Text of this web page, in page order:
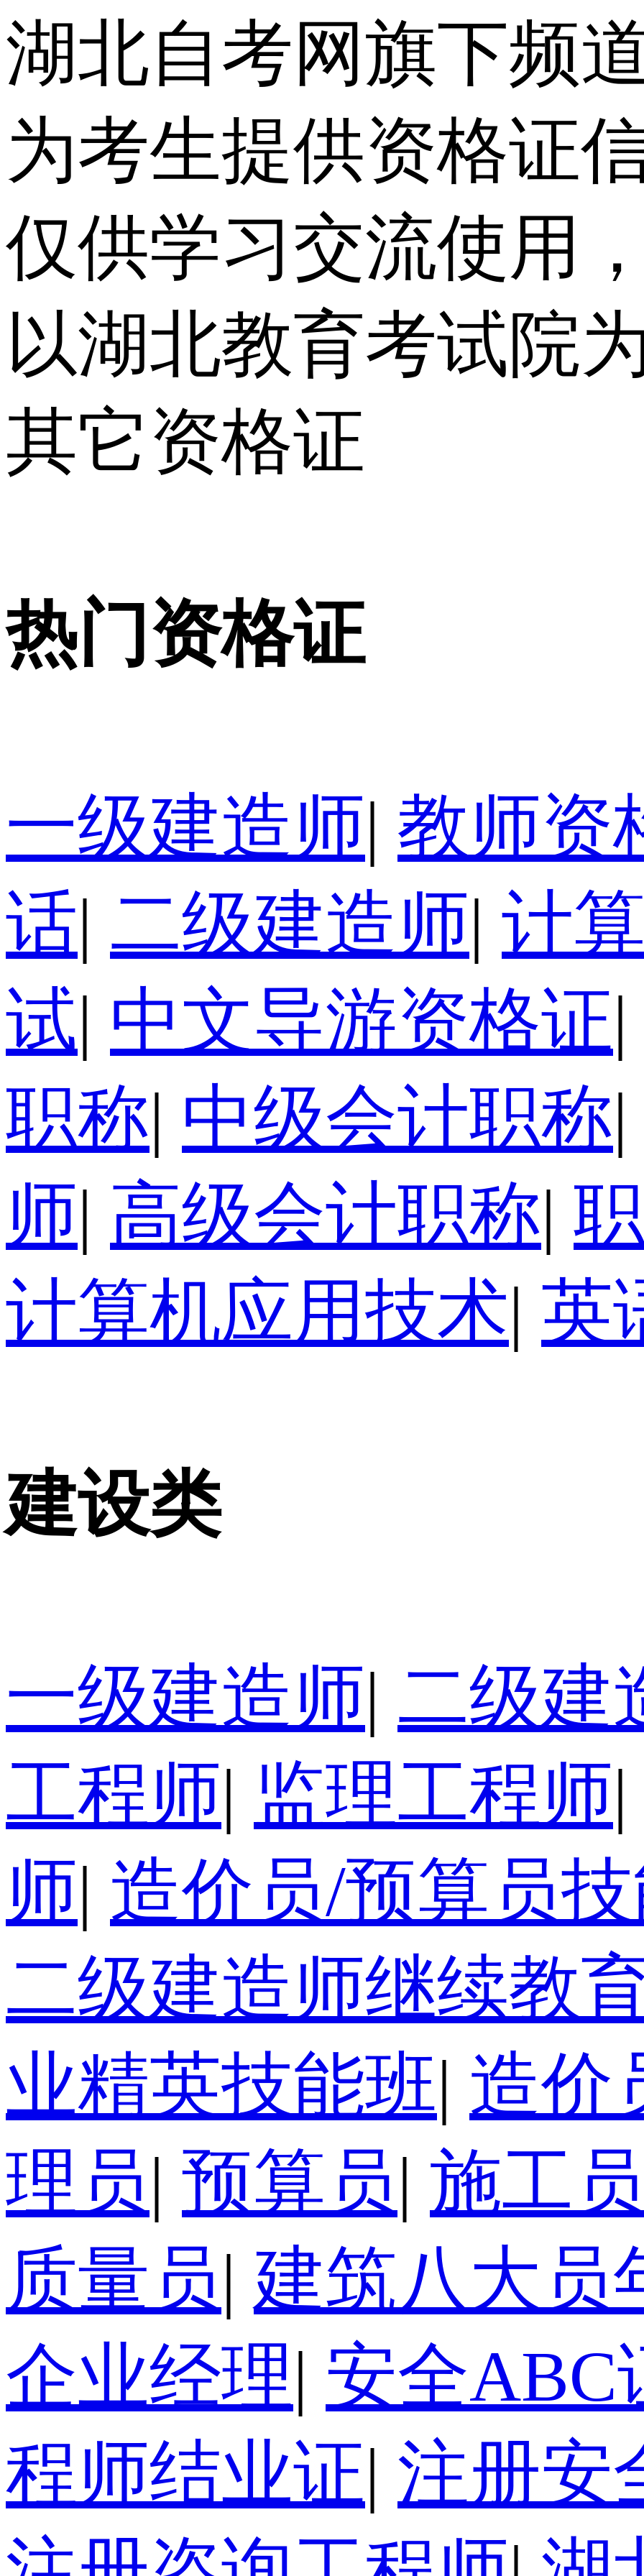
湖北自考网旗下频
为考生提供资格证
仅供学习交流使用
以湖北教育考试院
其它资格证
热门资格证
一级建造师| 教师资
话| 二级建造师| 计
试| 中文导游资格证|
职称| 中级会计职称|
师| 高级会计职称|
计算机应用技术| 英
建设类
一级建造师| 二级建
工程师| 监理工程师|
师| 造价员/预算员
二级建造师继续教
业精英技能班| 造价
理员| 预算员| 施工
质量员| 建筑八大员
企业经理| 安全ABC
程师结业证| 注册安